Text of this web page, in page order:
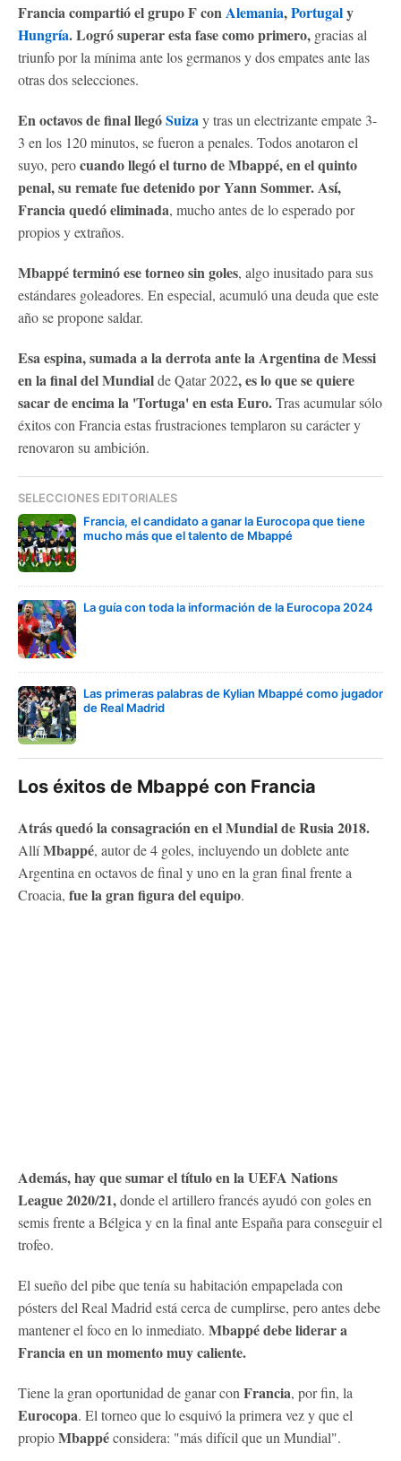
Francia compartió el grupo F conAlemania,Portugaly
Hungría. Logró superar esta fase como primero, gracias al
triunfo por la mínima ante los germanos y dos empates ante las
otras dos selecciones.
En octavos de final llegóSuizay tras un electrizante empate 3-
3 en los 120 minutos, se fueron a penales. Todos anotaron el
suyo, perocuando llegó el turno de Mbappé, en el quinto
penal, su remate fue detenido por Yann Sommer. Así,
Francia quedó eliminada, mucho antes de lo esperado por
propios y extraños.
Mbappé terminó ese torneo sin goles, algo inusitado para sus
estándares goleadores. En especial, acumuló una deuda que este
año se propone saldar.
Esa espina, sumada a la derrota ante la Argentina de Messi
en la final del Mundialde Qatar 2022, es lo que se quiere
sacar de encima la 'Tortuga' en esta Euro.Tras acumular sólo
éxitos con Francia estas frustraciones templaron su carácter y
renovaron su ambición.
SELECCIONES EDITORIALES
Francia, el candidato a ganar la Eurocopa que tiene
mucho más que el talento de Mbappé
La guía con toda la información de la Eurocopa 2024
Las primeras palabras de Kylian Mbappé como jugador
de Real Madrid
Los éxitos de Mbappé con Francia
Atrás quedó la consagración en el Mundial de Rusia 2018.
AllíMbappé, autor de 4 goles, incluyendo un doblete ante
Argentina en octavos de final y uno en la gran final frente a
Croacia, fue la gran figura del equipo.
Además, hay que sumar el título en la UEFA Nations
League 2020/21,donde el artillero francés ayudó con goles en
semis frente a Bélgica y en la final ante España para conseguir el
trofeo.
El sueño del pibe que tenía su habitación empapelada con
pósters del Real Madrid está cerca de cumplirse, pero antes debe
mantener el foco en lo inmediato. Mbappé debe liderar a
Francia en un momento muy caliente.
Tiene la gran oportunidad de ganar con Francia, por fin, la
Eurocopa. El torneo que lo esquivó la primera vez y que el
propioMbappéconsidera: "más difícil que un Mundial".